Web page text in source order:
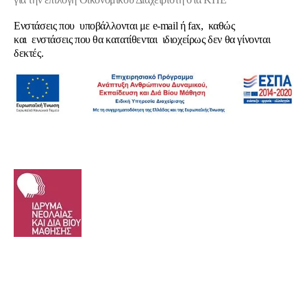
Ενστάσεις που υποβάλλονται με e-mail ή fax, καθώς
και ενστάσεις που θα κατατίθενται ιδιοχείρως δεν θα γίνονται
δεκτές.